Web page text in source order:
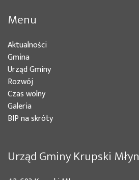
Menu
Aktualności
Gmina
Urząd Gminy
Rozwój
Czas wolny
Galeria
BIP na skróty
Urząd Gminy Krupski Młyn